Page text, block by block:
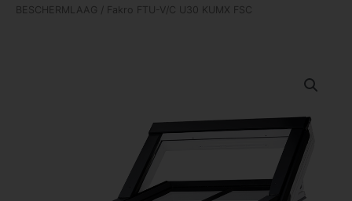
BESCHERMLAAG / Fakro FTU-V/C U30 KUMX FSC